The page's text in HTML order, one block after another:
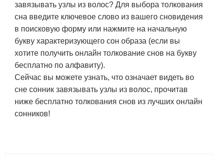
завязывать узлы из волос? Для выбора толкования
сна введите ключевое слово из вашего сновидения
в поисковую форму или нажмите на начальную
букву характеризующего сон образа (если вы
хотите получить онлайн толкование снов на букву
бесплатно по алфавиту).
Сейчас вы можете узнать, что означает видеть во
сне сонник завязывать узлы из волос, прочитав
ниже бесплатно толкования снов из лучших онлайн
сонников!